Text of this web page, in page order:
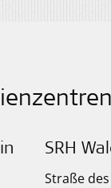
SRH
Straße